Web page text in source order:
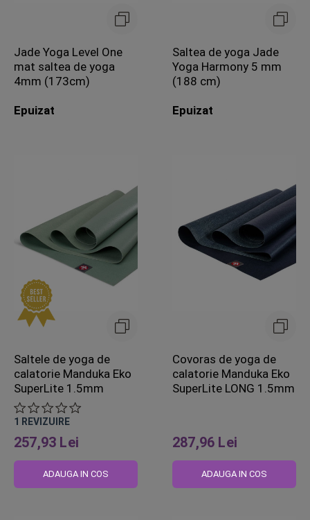
Jade Yoga Level One
mat saltea de yoga
4mm (173cm)
Epuizat
Saltea de yoga Jade
Yoga Harmony 5 mm
(188 cm)
Epuizat
Saltele de yoga de
calatorie Manduka Eko
SuperLite 1.5mm
1 REVIZUIRE
257,93 Lei
ADAUGA IN COS
Covoras de yoga de
calatorie Manduka Eko
SuperLite LONG 1.5mm
287,96 Lei
ADAUGA IN COS